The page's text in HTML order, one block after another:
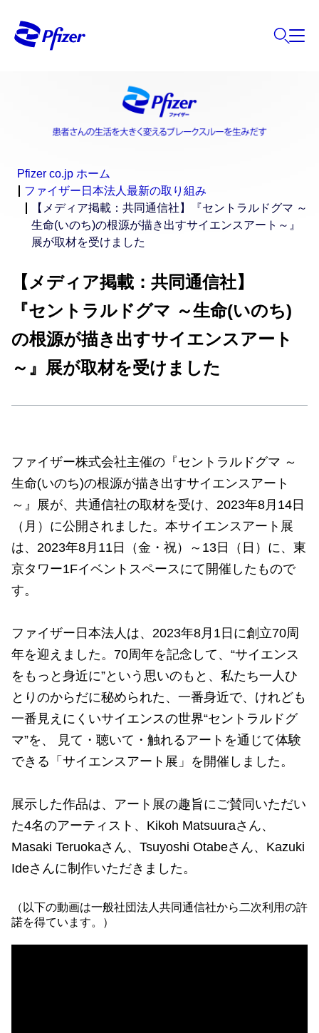
Pfizer co.jp ホーム
ファイザー日本法人最新の取り組み
【メディア掲載：共同通信社】『セントラルドグマ ～
生命(いのち)の根源が描き出すサイエンスアート～』
展が取材を受けました
【メディア掲載：共同通信社】
『セントラルドグマ ～生命(いのち)
の根源が描き出すサイエンスアート
～』展が取材を受けました
ファイザー株式会社主催の『セントラルドグマ ～
生命(いのち)の根源が描き出すサイエンスアート
～』展が、共通信社の取材を受け、2023年8月14日
（月）に公開されました。本サイエンスアート展
は、2023年8月11日（金・祝）～13日（日）に、東
京タワー1Fイベントスペースにて開催したもので
す。
ファイザー日本法人は、2023年8月1日に創立70周
年を迎えました。70周年を記念して、“サイエンス
をもっと身近に”という思いのもと、私たち一人ひ
とりのからだに秘められた、一番身近で、けれども
一番見えにくいサイエンスの世界“セントラルドグ
マ”を、 見て・聴いて・触れるアートを通じて体験
できる「サイエンスアート展」を開催しました。
展示した作品は、アート展の趣旨にご賛同いただい
た4名のアーティスト、Kikoh Matsuuraさん、
Masaki Teruokaさん、Tsuyoshi Otabeさん、Kazuki
Ideさんに制作いただきました。
（以下の動画は一般社団法人共同通信社から二次利用の許
諾を得ています。）